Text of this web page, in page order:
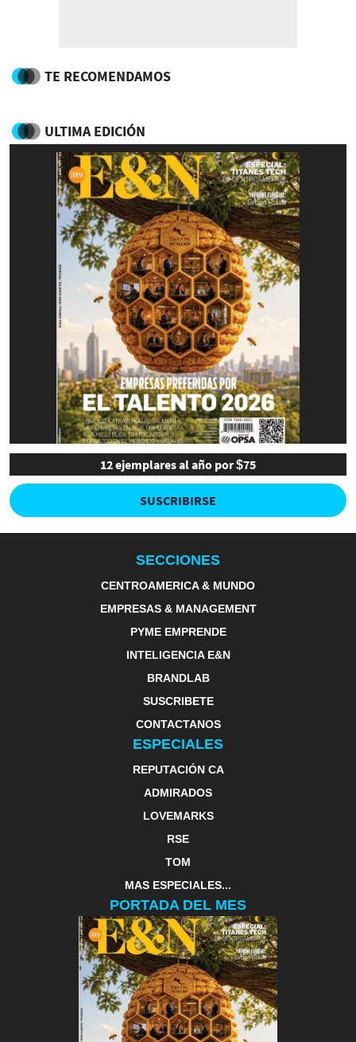
TE RECOMENDAMOS
ULTIMA EDICIÓN
12 ejemplares al año por $75
SUSCRIBIRSE
SECCIONES
CENTROAMERICA & MUNDO
EMPRESAS & MANAGEMENT
PYME EMPRENDE
INTELIGENCIA E&N
BRANDLAB
SUSCRIBETE
CONTACTANOS
ESPECIALES
REPUTACIÓN CA
ADMIRADOS
LOVEMARKS
RSE
TOM
MAS ESPECIALES...
PORTADA DEL MES